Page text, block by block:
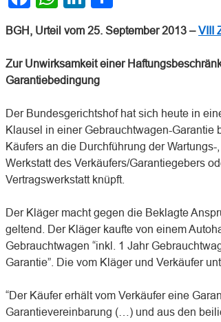
BGH, Urteil vom 25. September 2013 –VIII
Zur Unwirksamkeit einer
Garantiebedingung
Der Bundesgerichtshof hat sich heute in
Klausel in einer Gebrauchtwagen-Garantie
Käufers an die Durchführung der
Werkstatt des Verkäufers/Garantiegebers
Vertragswerkstatt knüpft.
Der Kläger macht gegen die Beklagte
geltend. Der Kläger kaufte von einem
Gebrauchtwagen “inkl. 1 Jahr
Garantie”. Die vom Kläger und Verkäufer
“Der Käufer erhält vom Verkäufer eine
Garantievereinbarung (…) und aus den